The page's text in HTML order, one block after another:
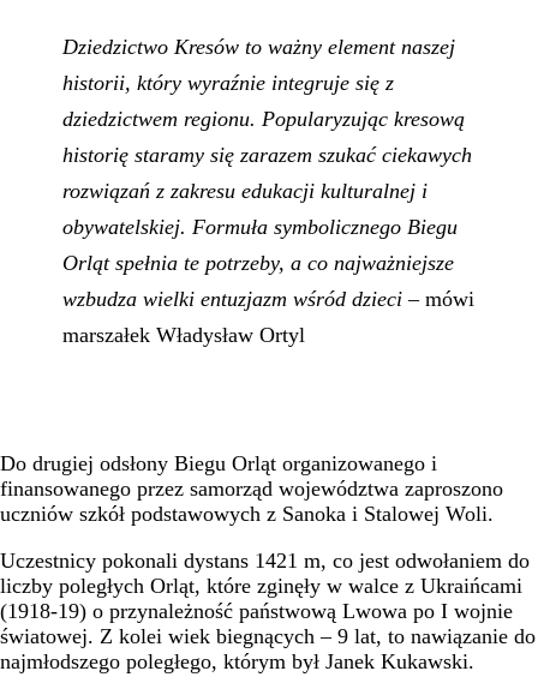
Dziedzictwo Kresów to ważny element naszej
historii, który wyraźnie integruje się z
dziedzictwem regionu. Popularyzując kresową
historię staramy się zarazem szukać ciekawych
rozwiązań z zakresu edukacji kulturalnej i
obywatelskiej. Formuła symbolicznego Biegu
Orląt spełnia te potrzeby, a co najważniejsze
wzbudza wielki entuzjazm wśród dzieci – mówi
marszałek Władysław Ortyl
Do drugiej odsłony Biegu Orląt organizowanego i
finansowanego przez samorząd województwa zaproszono
uczniów szkół podstawowych z Sanoka i Stalowej Woli.
Uczestnicy pokonali dystans 1421 m, co jest odwołaniem do
liczby poległych Orląt, które zginęły w walce z Ukraińcami
(1918-19) o przynależność państwową Lwowa po I wojnie
światowej. Z kolei wiek biegnących – 9 lat, to nawiązanie do
najmłodszego poległego, którym był Janek Kukawski.